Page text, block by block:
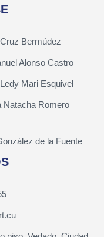
Bermúdez
Alonso Castro
Ledy Mari Esquivel
Natacha Romero
de la Fuente